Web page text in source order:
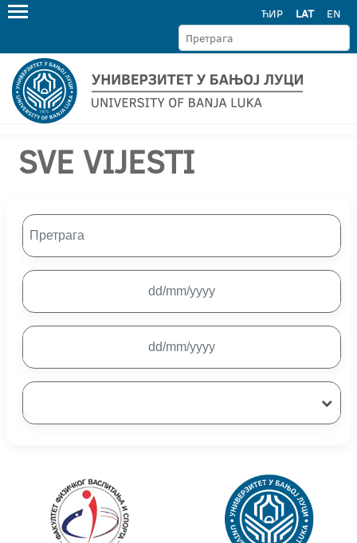
ЋИР LAT EN
SVE VIJESTI